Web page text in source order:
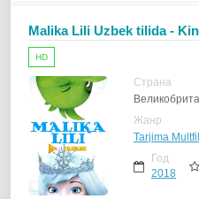
Malika Lili Uzbek tilida -
HD
Страна
Жанр
Tarjima
Год
2018